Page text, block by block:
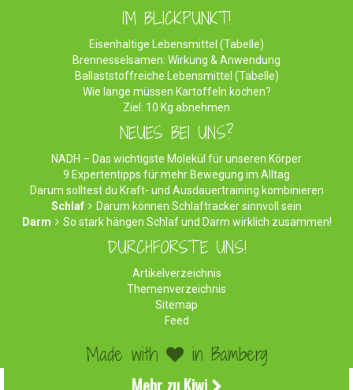
Mehr zu Kiwi
IM BLICKPUNKT!
Eisenhaltige Lebensmittel (Tabelle)
Brennesselsamen: Wirkung & Anwendung
Ballaststoffreiche Lebensmittel (Tabelle)
Wie lange müssen Kartoffeln kochen?
Ziel: 10 Kg abnehmen
NEUES BEI UNS?
NADH – Das wichtigste Molekül für unseren Körper
9 Expertentipps für mehr Bewegung im Alltag
Darum solltest du Kraft- und Ausdauertraining kombinieren
Schlaf
Darum können Schlaftracker sinnvoll sein
Darm
So stark hängen Schlaf und Darm wirklich zusammen!
DURCHFORSTE UNS!
Artikelverzeichnis
Themenverzeichnis
Sitemap
Feed
Made with in Bamberg
©2026 WirEssenGesund.de - Gesunde Ernährung & leckere